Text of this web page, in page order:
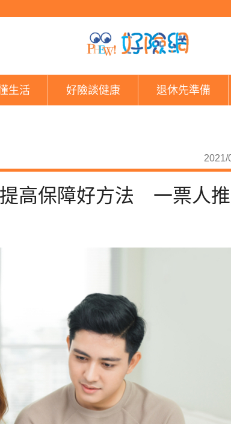
4種壽險
生活 好險談健康 退休先準備
2021/
高保障好方法 一票人